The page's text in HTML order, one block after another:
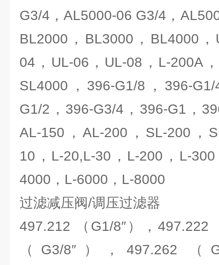
G3/4，AL5000-06 G3/4，
BL2000，BL3000，BL4000
04，UL-06，UL-08，L-200A
SL4000，396-G1/8，396-
G1/2，396-G3/4，396-G1，
AL-150，AL-200，SL-200，
10，L-20,L-30，L-200，L-
4000，L-6000，L-8000
过滤减压阀/调压过滤器
497.212 （G1/8″），497.222
（G3/8″），497.262 （